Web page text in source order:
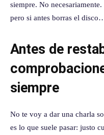
siempre. No
pero si antes borras el
Antes de
siempre
No te voy a dar una charla
es lo que suele pasar: justo